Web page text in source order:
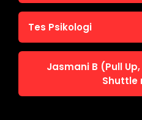
Tes Wawasan
Mental Ideologi
Tes Psikologi
Tes Kecerdasan
Tes Kecermatan
Tes Kepribadian
Jasmani B (Pull Up,
Shuttle